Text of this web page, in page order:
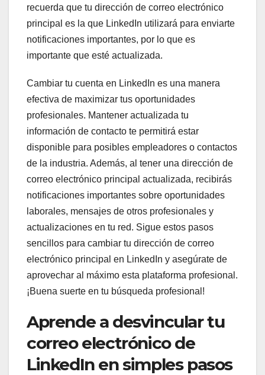
recuerda que tu dirección de correo electrónico
principal es la que LinkedIn utilizará para enviarte
notificaciones importantes, por lo que es
importante que esté actualizada.
Cambiar tu cuenta en LinkedIn es una manera
efectiva de maximizar tus oportunidades
profesionales. Mantener actualizada tu
información de contacto te permitirá estar
disponible para posibles empleadores o contactos
de la industria. Además, al tener una dirección de
correo electrónico principal actualizada, recibirás
notificaciones importantes sobre oportunidades
laborales, mensajes de otros profesionales y
actualizaciones en tu red. Sigue estos pasos
sencillos para cambiar tu dirección de correo
electrónico principal en LinkedIn y asegúrate de
aprovechar al máximo esta plataforma profesional.
¡Buena suerte en tu búsqueda profesional!
Aprende a desvincular tu
correo electrónico de
LinkedIn en simples pasos